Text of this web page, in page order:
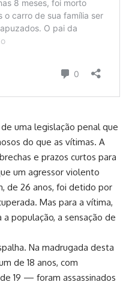
uma legislação penal que
do que as vítimas. A
e prazos curtos para
um agressor violento
de 26 anos, foi detido por
Mas para a vítima,
população, a sensação de
Na madrugada desta
de 18 anos, com
19 — foram assassinados